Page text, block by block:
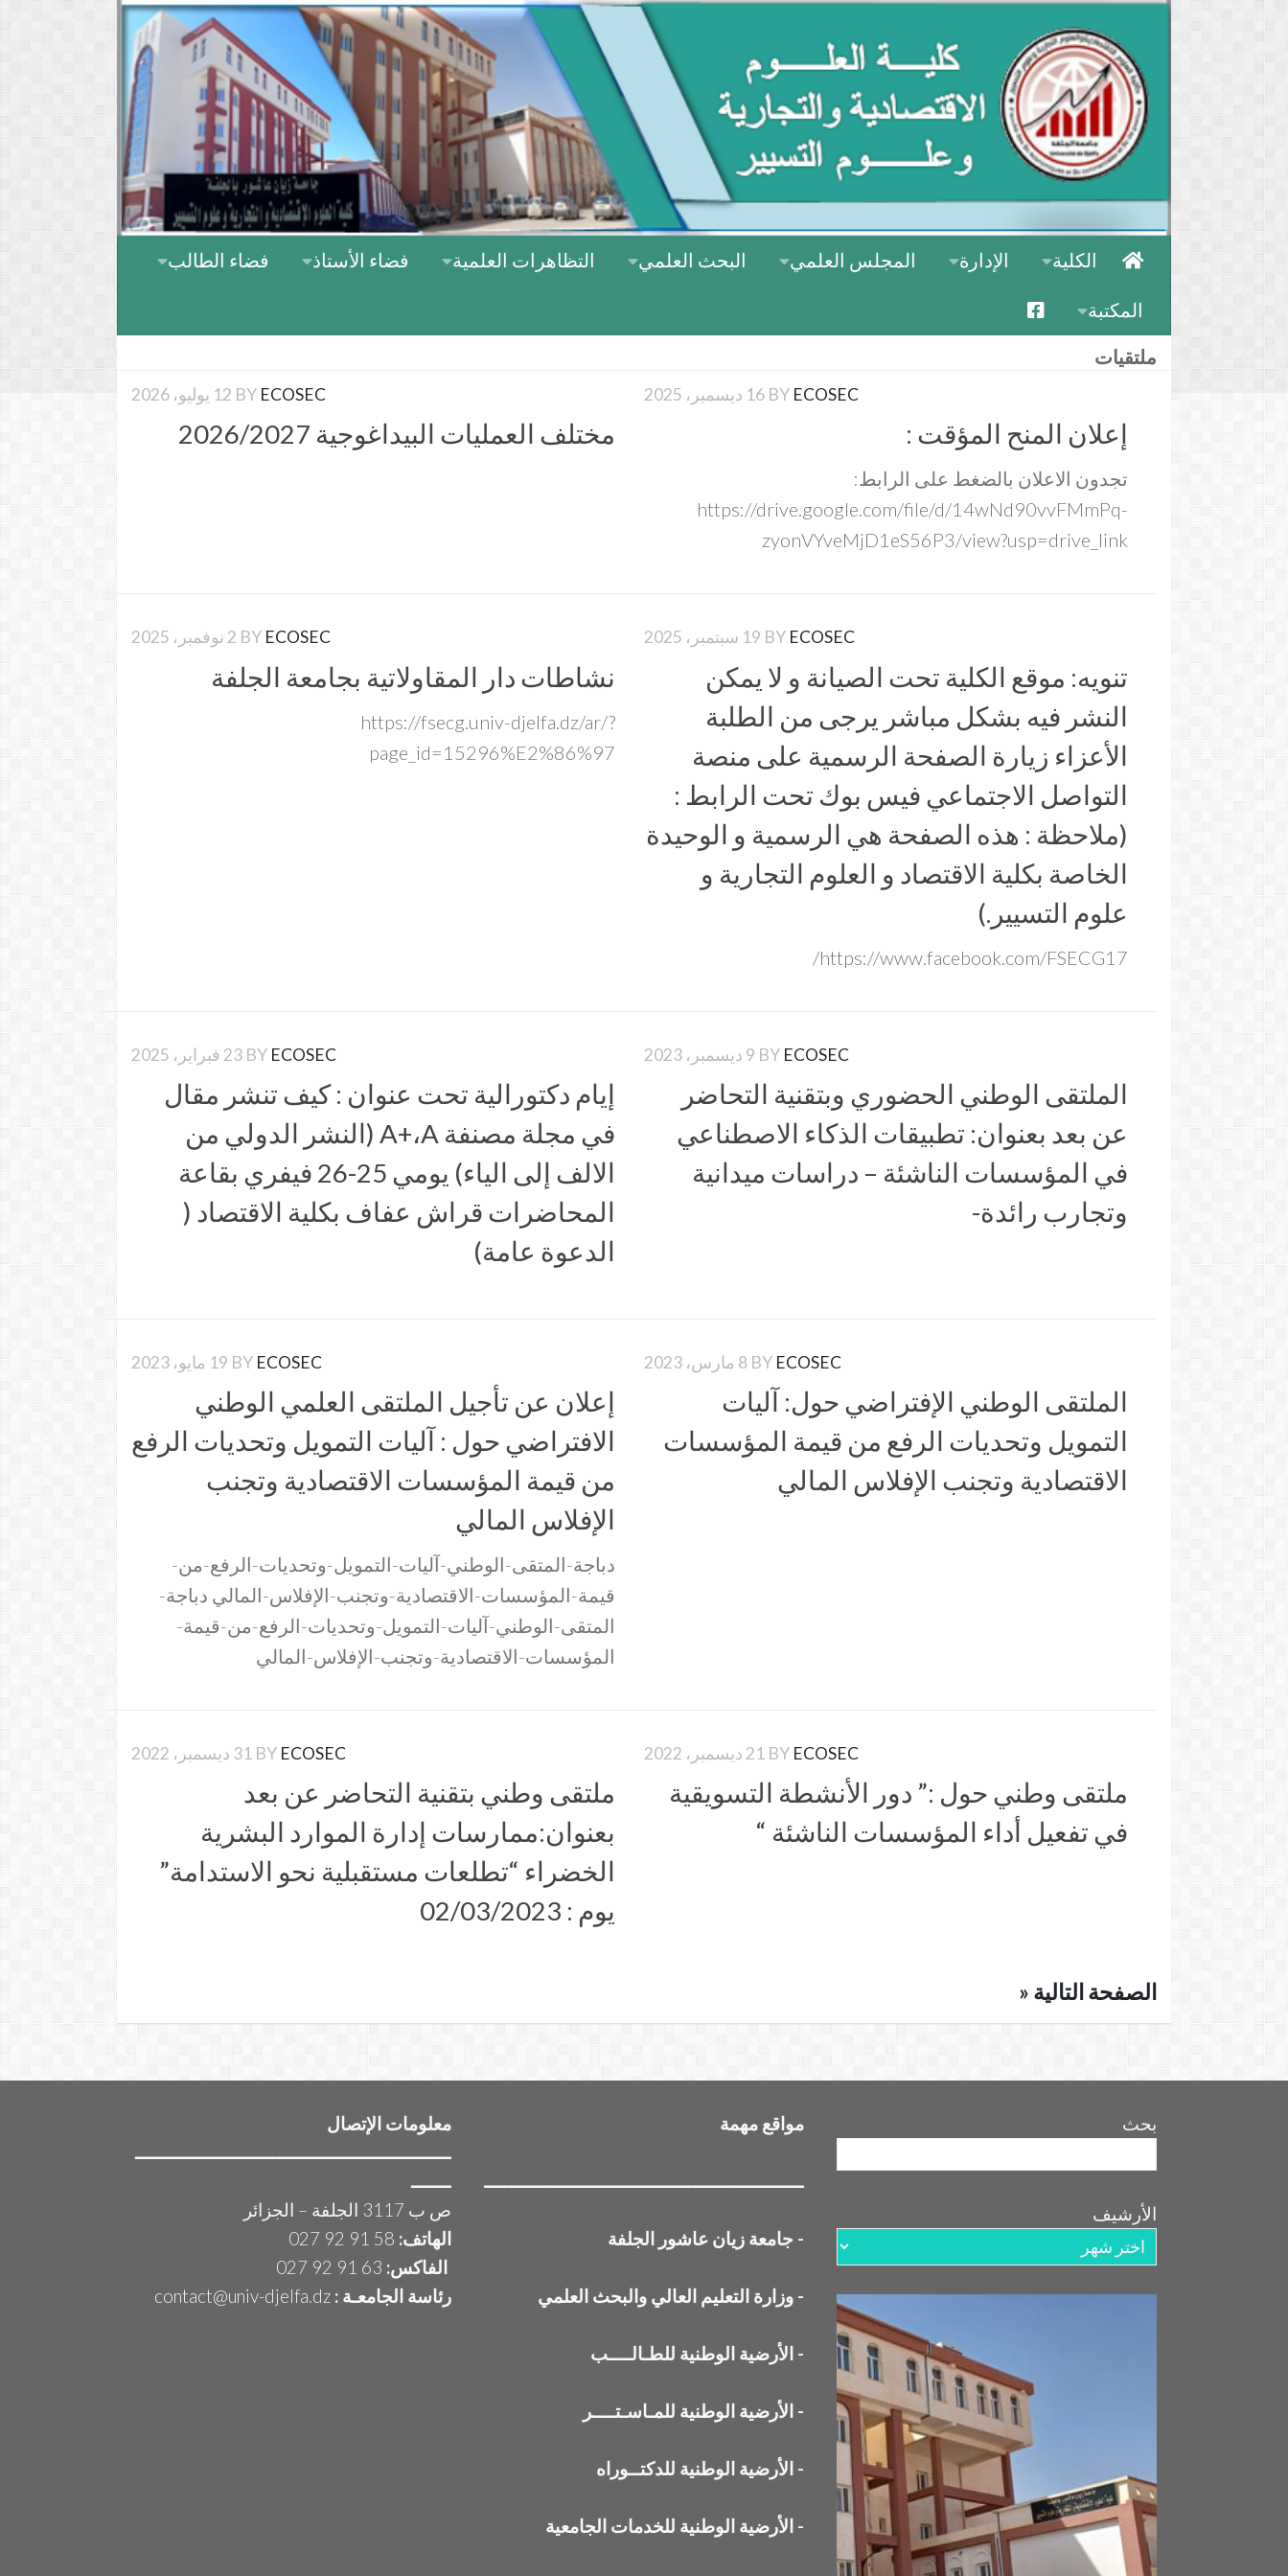
Skip to content
الكلية الإدارة المجلس العلمي البحث العلمي التظاهرات العلمية فضاء الأستاذ فضاء الطالب
المكتبة
ملتقيات
12 يوليو، 2026 BY ECOSEC
مختلف العمليات البيداغوجية 2026/2027
16 ديسمبر، 2025 BY ECOSEC
إعلان المنح المؤقت :
تجدون الاعلان بالضغط على الرابط:
https://drive.google.com/file/d/14wNd90vvFMmPq-
zyonVYveMjD1eS56P3/view?usp=drive_link
2 نوفمبر، 2025 BY ECOSEC
نشاطات دار المقاولاتية بجامعة الجلفة
https://fsecg.univ-djelfa.dz/ar/?
page_id=15296%E2%86%97
19 سبتمبر، 2025 BY ECOSEC
تنويه: موقع الكلية تحت الصيانة و لا يمكن
النشر فيه بشكل مباشر يرجى من الطلبة
الأعزاء زيارة الصفحة الرسمية على منصة
التواصل الاجتماعي فيس بوك تحت الرابط :
(ملاحظة : هذه الصفحة هي الرسمية و الوحيدة
الخاصة بكلية الاقتصاد و العلوم التجارية و
علوم التسيير.)
https://www.facebook.com/FSECG17/
23 فبراير، 2025 BY ECOSEC
إيام دكتورالية تحت عنوان : كيف تنشر مقال
في مجلة مصنفة A+،A (النشر الدولي من
الالف إلى الياء) يومي 25-26 فيفري بقاعة
المحاضرات قراش عفاف بكلية الاقتصاد (
الدعوة عامة)
9 ديسمبر، 2023 BY ECOSEC
الملتقى الوطني الحضوري وبتقنية التحاضر
عن بعد بعنوان: تطبيقات الذكاء الاصطناعي
في المؤسسات الناشئة – دراسات ميدانية
وتجارب رائدة-
19 مايو، 2023 BY ECOSEC
إعلان عن تأجيل الملتقى العلمي الوطني
الافتراضي حول : آليات التمويل وتحديات الرفع
من قيمة المؤسسات الاقتصادية وتجنب
الإفلاس المالي
دباجة-المتقى-الوطني-آليات-التمويل-وتحديات-الرفع-من-
قيمة-المؤسسات-الاقتصادية-وتجنب-الإفلاس-المالي دباجة-
المتقى-الوطني-آليات-التمويل-وتحديات-الرفع-من-قيمة-
المؤسسات-الاقتصادية-وتجنب-الإفلاس-المالي
8 مارس، 2023 BY ECOSEC
الملتقى الوطني الإفتراضي حول: آليات
التمويل وتحديات الرفع من قيمة المؤسسات
الاقتصادية وتجنب الإفلاس المالي
31 ديسمبر، 2022 BY ECOSEC
ملتقى وطني بتقنية التحاضر عن بعد
بعنوان:ممارسات إدارة الموارد البشرية
الخضراء “تطلعات مستقبلية نحو الاستدامة”
يوم : 02/03/2023
21 ديسمبر، 2022 BY ECOSEC
ملتقى وطني حول :” دور الأنشطة التسويقية
في تفعيل أداء المؤسسات الناشئة “
الصفحة التالية «
معلومات الإتصال
ـــــــــــــــــــــــــــــــــــــــــــــــــــــــ
ـــــــ
ص ب 3117 الجلفة – الجزائر
الهاتف:
الفاكس:
رئاسة الجامعـة : contact@univ-djelfa.dz
مواقع مهمة
ــــــــــــــــــــــــــــــــــــــــــــــــــــــــــــــ
- جامعة زيان عاشور الجلفة
-وزارة التعليم العالي والبحث العلمي
-الأرضية الوطنية للطـالــــب
-الأرضية الوطنية للمـاسـتــــر
-الأرضية الوطنية للدكتــوراه
-الأرضية الوطنية للخدمات الجامعية
بحث
الأرشيف